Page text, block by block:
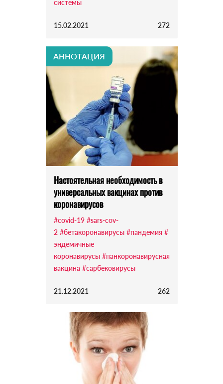
системы
15.02.2021 272
АННОТАЦИЯ
Настоятельная необходимость в
универсальных вакцинах против
коронавирусов
#covid-19 #sars-cov-
2 #бетакоронавирусы #пандемия #
эндемичные
коронавирусы #панкоронавирусная
вакцина #сарбековирусы
21.12.2021 262